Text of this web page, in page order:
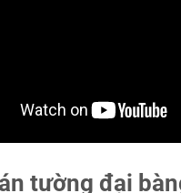
tường đại